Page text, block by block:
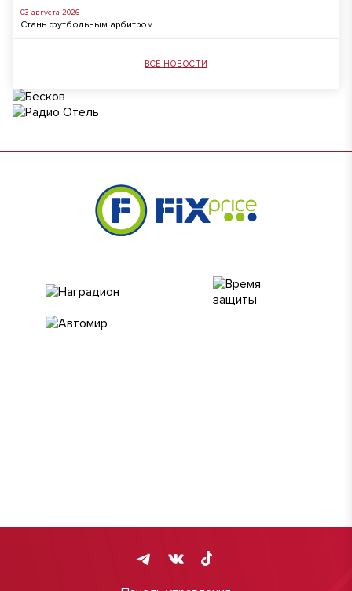
03 августа 2026
Стань футбольным арбитром
ВСЕ НОВОСТИ